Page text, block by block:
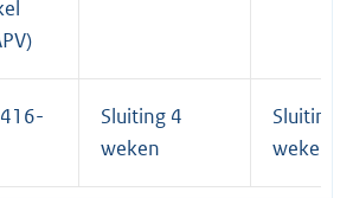
Sluiting 4
weken
Sluiting
weken